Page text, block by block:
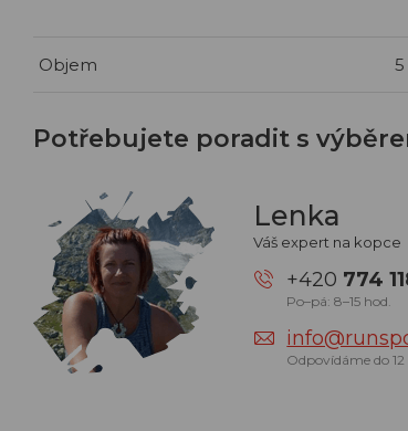
Objem 5
Potřebujete poradit s
Lenka
Váš expert na kopce
+420 774
Po–pá: 8–15 hod.
Odpovídáme do